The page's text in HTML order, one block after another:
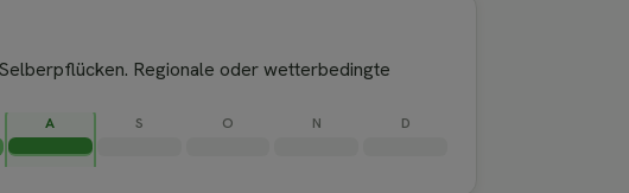
Regionale oder wetterbedingte
A S O N D